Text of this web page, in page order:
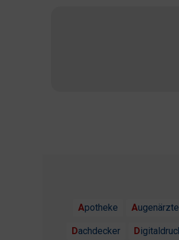
Apotheke Augenärzte
Dachdecker